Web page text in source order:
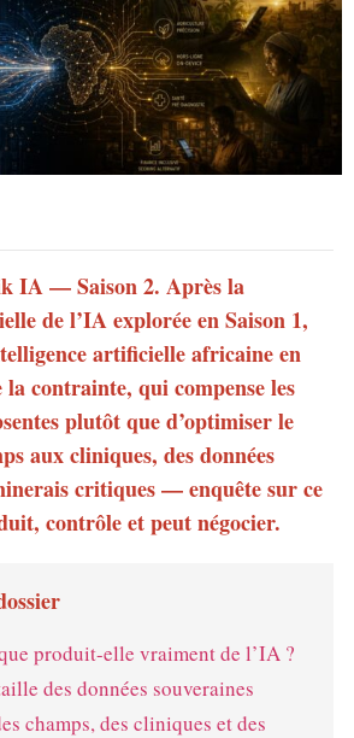
IA — Saison 2. Après la
de l’IA explorée en Saison 1,
artificielle africaine en
contrainte, qui compense les
plutôt que d’optimiser le
aux cliniques, des données
critiques — enquête sur ce
contrôle et peut négocier.
produit-elle vraiment de l’IA ?
des données souveraines
champs, des cliniques et des